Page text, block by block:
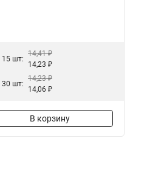
15 шт:
14,41 ₽
14,23 ₽
30 шт:
14,23 ₽
14,06 ₽
В корзину